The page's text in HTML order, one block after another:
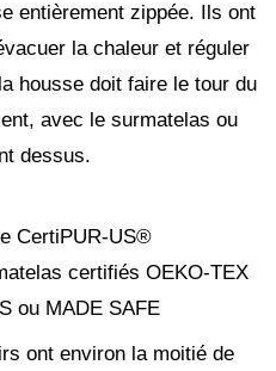
entièrement zippée. Ils ont
la chaleur et réguler
housse doit faire le tour du
avec le surmatelas ou
dessus.
CertiPUR-US®
certifiés OEKO-TEX
ou MADE SAFE
ont environ la moitié de